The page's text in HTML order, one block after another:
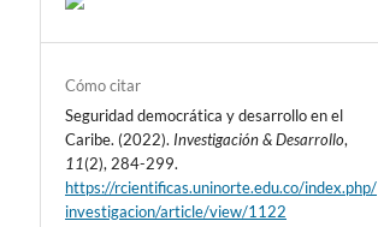
Cómo citar
Seguridad democrática y desarrollo en el
Caribe. (2022). Investigación & Desarrollo,
11(2), 284-299.
https://rcientificas.uninorte.edu.co/index.php/
investigacion/article/view/1122